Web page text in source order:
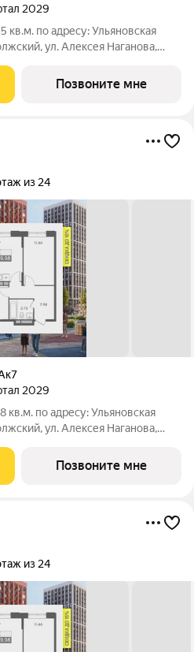
2029
кв.м. пo адpесу: Ульяновская
ул. Алексея Наганова,
продажа от застройщика ГК
Позвоните мне
из 24
2029
кв.м. пo адpесу: Ульяновская
ул. Алексея Наганова,
продажа от застройщика ГК
Позвоните мне
из 24